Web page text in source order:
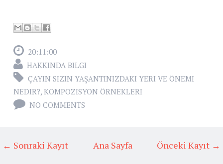
20:11:00
HAKKINDA BILGI
ÇAYIN SIZIN YAŞANTINIZDAKI YERI VE ÖNEMI
NEDIR?, KOMPOZISYON ÖRNEKLERI
NO COMMENTS
← Sonraki Kayıt Önceki Kayıt →
Ana Sayfa